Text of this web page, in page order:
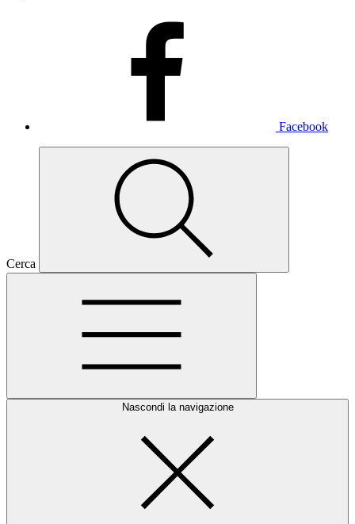
Facebook
Cerca
Nascondi la navigazione